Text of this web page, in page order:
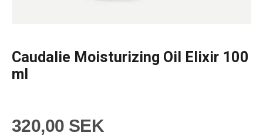
Caudalie Moisturizing Oil Elixir 100
ml
320,00 SEK